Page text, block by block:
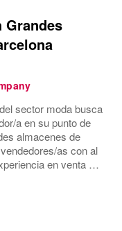
Grandes
sector moda busca
a en su punto de
almacenes de
as con al
en venta de
de mercancía,